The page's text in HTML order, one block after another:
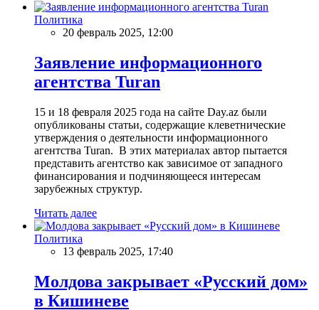
Политика
20 февраль 2025, 12:00
Заявление информационного
агентства Turan
15 и 18 февраля 2025 года на сайте Day.az были
опубликованы статьи, содержащие клеветнические
утверждения о деятельности информационного
агентства Turan. В этих материалах автор пытается
представить агентство как зависимое от западного
финансирования и подчиняющееся интересам
зарубежных структур.
Читать далее
Политика
13 февраль 2025, 17:40
Молдова закрывает «Русский дом»
в Кишиневе